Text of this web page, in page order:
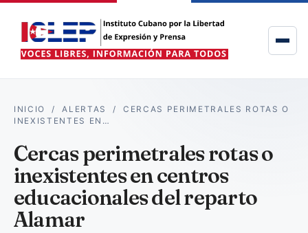
INICIO /ALERTAS /CERCAS PERIMETRALES ROTAS O
INEXISTENTES EN…
Cercas perimetrales rotas o
inexistentes en centros
educacionales del reparto
Alamar